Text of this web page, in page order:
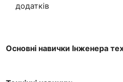
додатків
Основні навички Інженера